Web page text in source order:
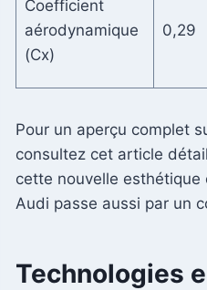
Coefficient
aérodynamique
(Cx)
0,29
Pour un aperçu complet
consultez cet article
cette nouvelle esthétique
Audi passe aussi par un
Technologies